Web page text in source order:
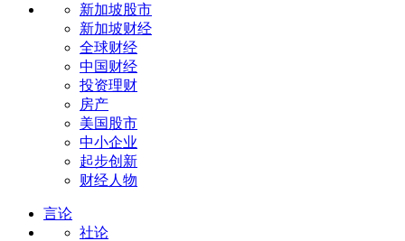
新加坡股市
新加坡财经
全球财经
中国财经
投资理财
房产
美国股市
中小企业
起步创新
财经人物
言论
社论